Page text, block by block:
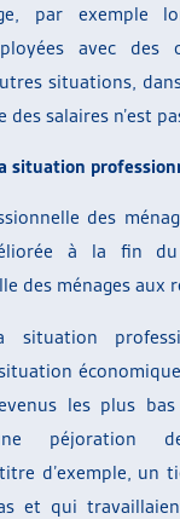
par exemple
avec des
situations,
salaires n’est
situation
des
à la fin du
des ménages aux
situation
les plus
péjoration
d’exemple, un
et qui